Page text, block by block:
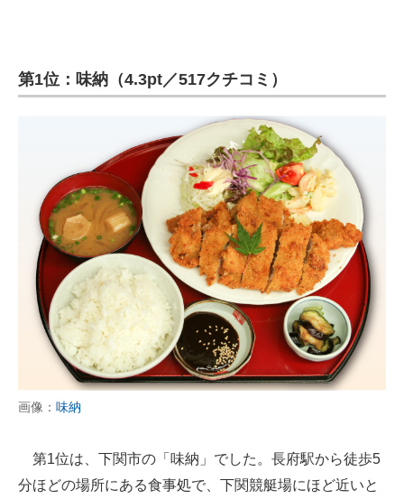
第1位：味納（4.3pt／517クチコミ）
画像： 味納
第1位は、下関市の「味納」でした。長府駅から徒歩5
分ほどの場所にある食事処で、下関競艇場にほど近いと